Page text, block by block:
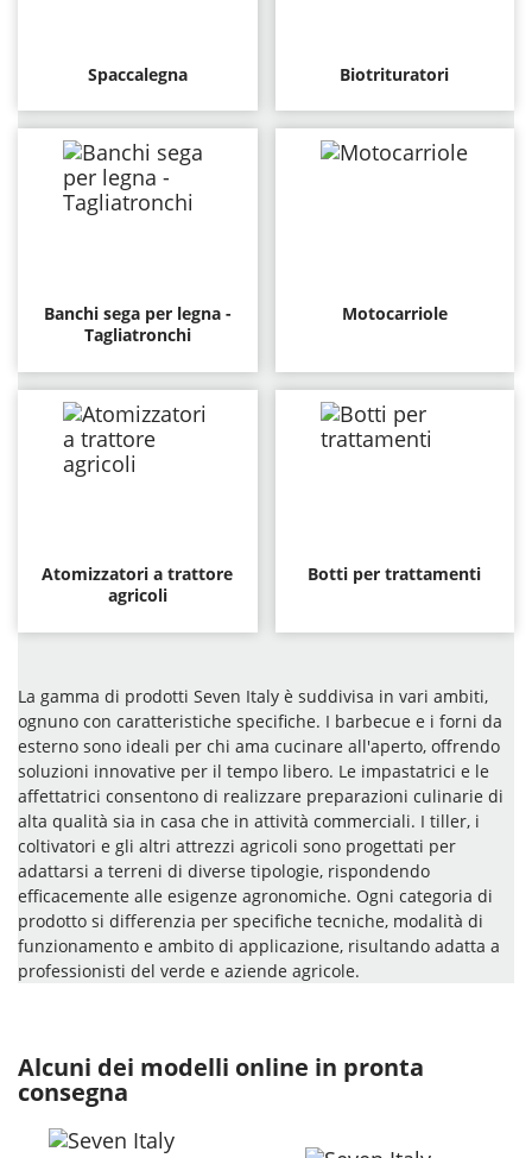
Spaccalegna Biotrituratori
Banchi sega per legna -
Tagliatronchi
Motocarriole
Atomizzatori a trattore
agricoli
Botti per trattamenti
La gamma di prodotti Seven Italy è suddivisa in vari ambiti,
ognuno con caratteristiche specifiche. I barbecue e i forni da
esterno sono ideali per chi ama cucinare all'aperto, offrendo
soluzioni innovative per il tempo libero. Le impastatrici e le
affettatrici consentono di realizzare preparazioni culinarie di
alta qualità sia in casa che in attività commerciali. I tiller, i
coltivatori e gli altri attrezzi agricoli sono progettati per
adattarsi a terreni di diverse tipologie, rispondendo
efficacemente alle esigenze agronomiche. Ogni categoria di
prodotto si differenzia per specifiche tecniche, modalità di
funzionamento e ambito di applicazione, risultando adatta a
professionisti del verde e aziende agricole.
Alcuni dei modelli online in pronta
consegna